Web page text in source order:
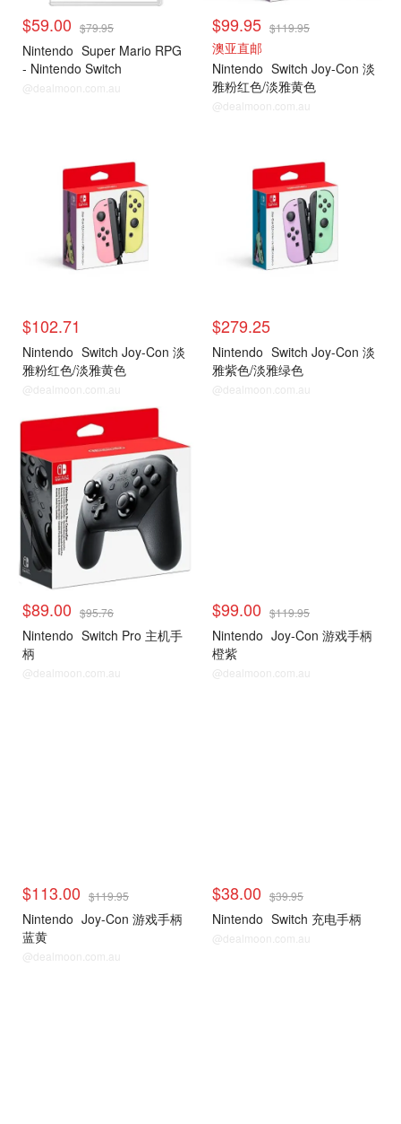
$59.00 $79.95
Nintendo Super Mario RPG
- Nintendo Switch
@dealmoon.com.au
$99.95 $119.95
澳亚直邮
Nintendo Switch Joy-Con 淡
雅粉红色/淡雅黄色
@dealmoon.com.au
$102.71
Nintendo Switch Joy-Con 淡
雅粉红色/淡雅黄色
@dealmoon.com.au
$279.25
Nintendo Switch Joy-Con 淡
雅紫色/淡雅绿色
@dealmoon.com.au
Switch 手柄
$89.00 $95.76
Nintendo Switch Pro 主机手
柄
@dealmoon.com.au
$99.00 $119.95
Nintendo Joy-Con 游戏手柄
橙紫
@dealmoon.com.au
$113.00 $119.95
Nintendo Joy-Con 游戏手柄
蓝黄
@dealmoon.com.au
$38.00 $39.95
Nintendo Switch 充电手柄
@dealmoon.com.au